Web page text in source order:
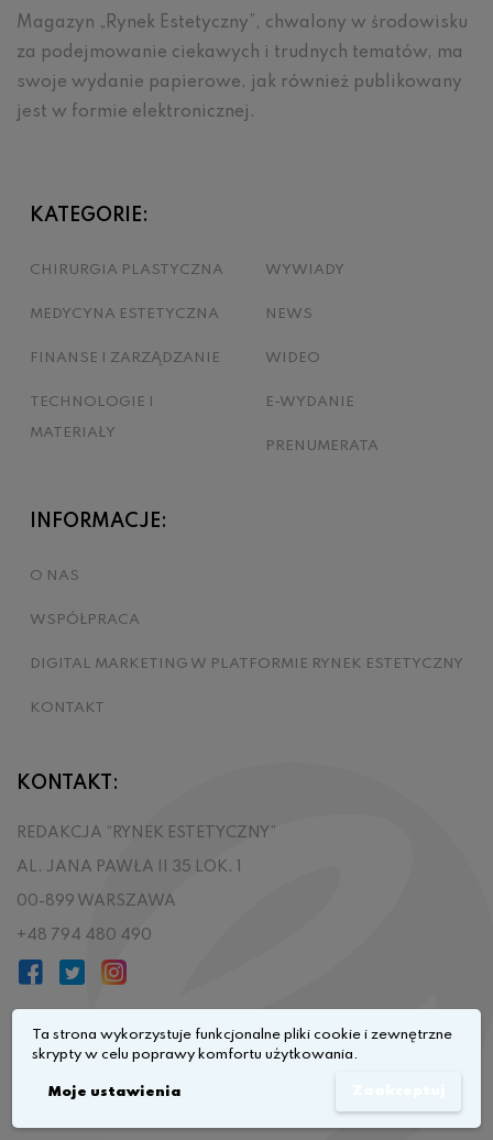
Ta strona wykorzystuje funkcjonalne pliki cookie i zewnętrzne
skrypty w celu poprawy komfortu użytkowania.
Moje ustawienia
Magazyn „Rynek Estetyczny”, chwalony w środowisku
za podejmowanie ciekawych i trudnych tematów, ma
swoje wydanie papierowe, jak również publikowany
jest w formie elektronicznej.
KATEGORIE:
CHIRURGIA PLASTYCZNA
MEDYCYNA ESTETYCZNA
FINANSE I ZARZĄDZANIE
TECHNOLOGIE I
MATERIAŁY
WYWIADY
NEWS
WIDEO
E-WYDANIE
PRENUMERATA
INFORMACJE:
O NAS
WSPÓŁPRACA
DIGITAL MARKETING W PLATFORMIE RYNEK ESTETYCZNY
KONTAKT
KONTAKT:
REDAKCJA “RYNEK ESTETYCZNY”
AL. JANA PAWŁA II 35 LOK. 1
00-899 WARSZAWA
+48 794 480 490
© 2026Rynek Estetyczny